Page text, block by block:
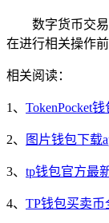
数字货币交
在进行相关操作
相关阅读：
1、 TokenPocket
2、 图片钱包下载
3、 tp钱包官方最
4、 TP钱包买卖